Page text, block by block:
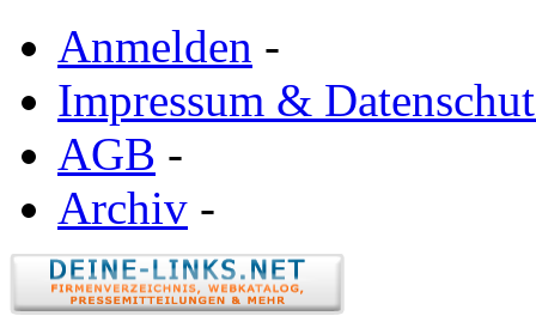
Anmelden -
Impressum &
AGB -
Archiv -